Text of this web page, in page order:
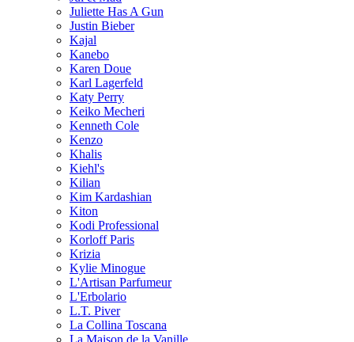
Juliette Has A Gun
Justin Bieber
Kajal
Kanebo
Karen Doue
Karl Lagerfeld
Katy Perry
Keiko Mecheri
Kenneth Cole
Kenzo
Khalis
Kiehl's
Kilian
Kim Kardashian
Kiton
Kodi Professional
Korloff Paris
Krizia
Kylie Minogue
L'Artisan Parfumeur
L'Erbolario
L.T. Piver
La Collina Toscana
La Maison de la Vanille